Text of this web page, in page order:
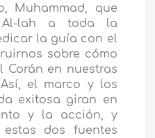
Muhammad, que
lah a toda la
la guía con el
sobre cómo
Corán en nuestras
Así, el marco y los
exitosa giran en
y la acción, y
dos fuentes